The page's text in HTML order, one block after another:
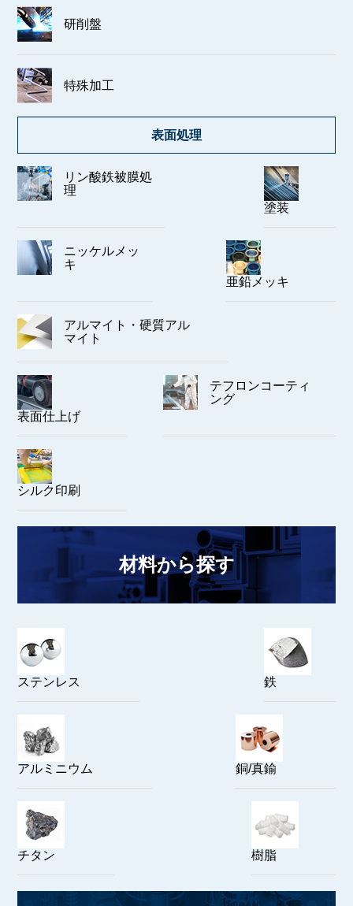
研削盤
特殊加工
表面処理
リン酸鉄被膜処
理
塗装
ニッケルメッ
キ
亜鉛メッキ
アルマイト・硬質アル
マイト
表面仕上げ
テフロンコーティ
ング
シルク印刷
材料から探す
ステンレス 鉄
アルミニウム 銅/真鍮
チタン 樹脂